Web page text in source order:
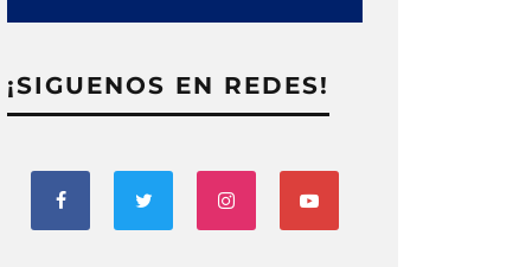
¡SIGUENOS EN REDES!